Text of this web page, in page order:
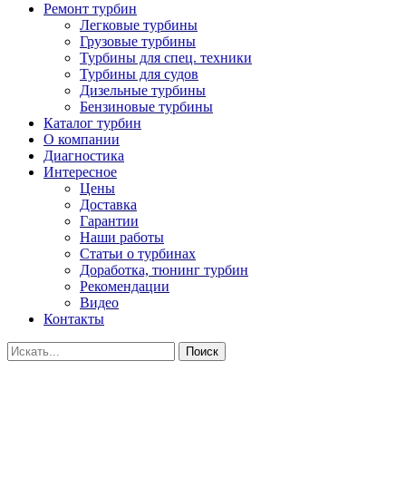
Ремонт турбин
Легковые турбины
Грузовые турбины
Турбины для спец. техники
Турбины для судов
Дизельные турбины
Бензиновые турбины
Каталог турбин
О компании
Диагностика
Интересное
Цены
Доставка
Гарантии
Наши работы
Статьи о турбинах
Доработка, тюнинг турбин
Рекомендации
Видео
Контакты
Поиск